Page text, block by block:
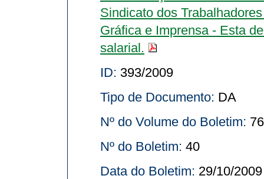
Sindicato dos
Gráfica e Imprensa - Esta
salarial.
ID: 393/2009
Tipo de Documento: DA
Nº do Volume do Boletim: 76
Nº do Boletim: 40
Data do Boletim: 29/10/2009